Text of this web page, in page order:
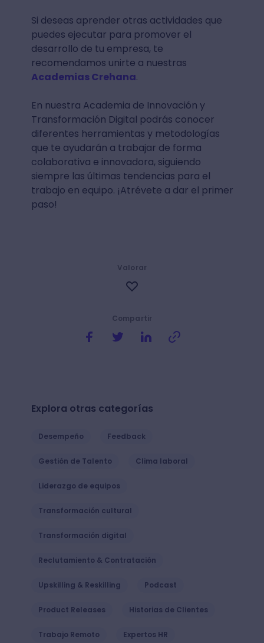
Si deseas aprender otras actividades que
puedes ejecutar para promover el
desarrollo de tu empresa, te
recomendamos unirte a nuestras
Academias Crehana.
En nuestra Academia de Innovación y
Transformación Digital podrás conocer
diferentes herramientas y metodologías
que te ayudarán a trabajar de forma
colaborativa e innovadora, siguiendo
siempre las últimas tendencias para el
trabajo en equipo. ¡Atrévete a dar el primer
paso!
Compartir
Valorar
Explora otras categorías
Desempeño Feedback
Gestión de Talento Clima laboral
Liderazgo de equipos
Transformación cultural
Transformación digital
Reclutamiento & Contratación
Upskilling & Reskilling Podcast
Product Releases Historias de Clientes
Trabajo Remoto Expertos HR